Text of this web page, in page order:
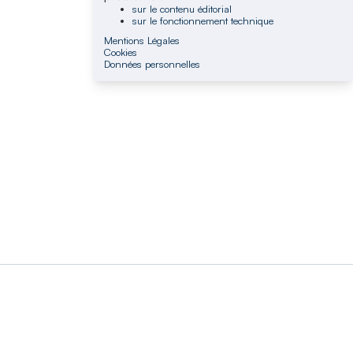
sur le contenu éditorial
sur le fonctionnement technique
Mentions Légales
Cookies
Données personnelles